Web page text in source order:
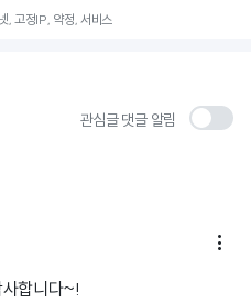
, 고정IP, 약정, 서비스
관심글 댓글 알림

합니다~!